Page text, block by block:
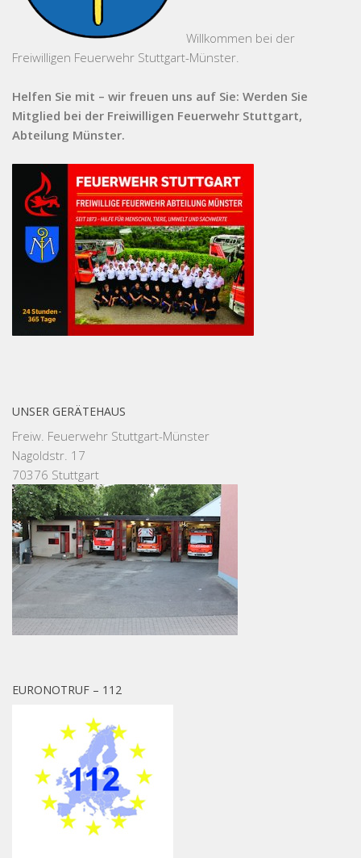
Willkommen bei der
Freiwilligen Feuerwehr Stuttgart-Münster.
Helfen Sie mit – wir freuen uns auf Sie: Werden Sie
Mitglied bei der Freiwilligen Feuerwehr Stuttgart,
Abteilung Münster.
UNSER GERÄTEHAUS
Freiw. Feuerwehr Stuttgart-Münster
Nagoldstr. 17
70376 Stuttgart
EURONOTRUF – 112